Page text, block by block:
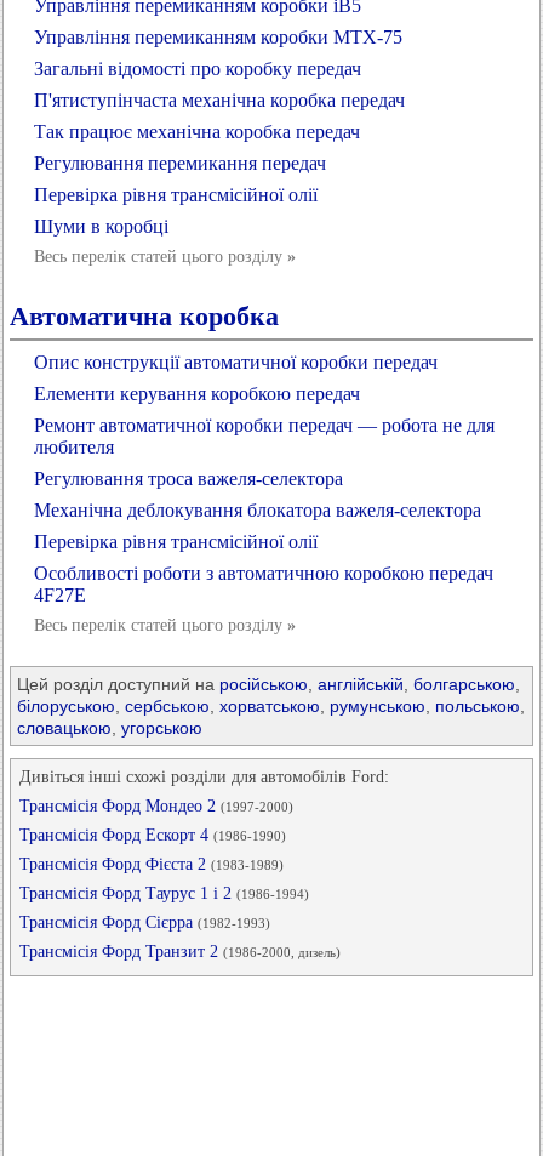
Управління перемиканням коробки iB5
Управління перемиканням коробки МТХ-75
Загальні відомості про коробку передач
П'ятиступінчаста механічна коробка передач
Так працює механічна коробка передач
Регулювання перемикання передач
Перевірка рівня трансмісійної олії
Шуми в коробці
Весь перелік статей цього розділу »
Автоматична коробка
Опис конструкції автоматичної коробки передач
Елементи керування коробкою передач
Ремонт автоматичної коробки передач — робота не для
любителя
Регулювання троса важеля-селектора
Механічна деблокування блокатора важеля-селектора
Перевірка рівня трансмісійної олії
Особливості роботи з автоматичною коробкою передач
4F27E
Весь перелік статей цього розділу »
Цей розділ доступний на російською англійській болгарською
білоруською сербською хорватською румунською польською
словацькою угорською
Дивіться інші схожі розділи для автомобілів Ford:
Трансмісія Форд Мондео 2 (1997-2000)
Трансмісія Форд Ескорт 4 (1986-1990)
Трансмісія Форд Фієста 2 (1983-1989)
Трансмісія Форд Таурус 1 і 2 (1986-1994)
Трансмісія Форд Сієрра (1982-1993)
Трансмісія Форд Транзит 2 (1986-2000, дизель)